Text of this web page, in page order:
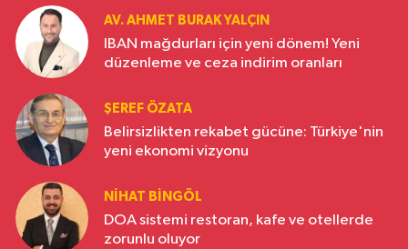
AV. AHMET BURAK YALÇIN
IBAN mağdurları için yeni dönem! Yeni
düzenleme ve ceza indirim oranları
ŞEREF ÖZATA
Belirsizlikten rekabet gücüne: Türkiye'nin
yeni ekonomi vizyonu
NIHAT BINGÖL
DOA sistemi restoran, kafe ve otellerde
zorunlu oluyor